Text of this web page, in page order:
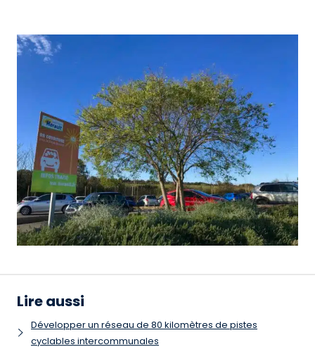
Lire aussi
Développer un réseau de 80 kilomètres de pistes
cyclables intercommunales